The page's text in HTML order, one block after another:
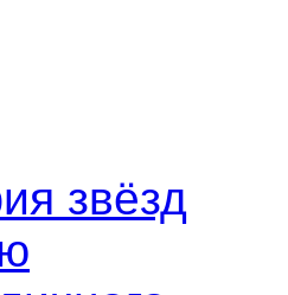
звёзд